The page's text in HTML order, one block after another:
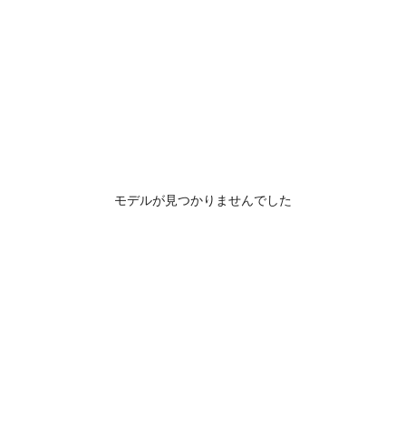
モデルが見つかりませんでした